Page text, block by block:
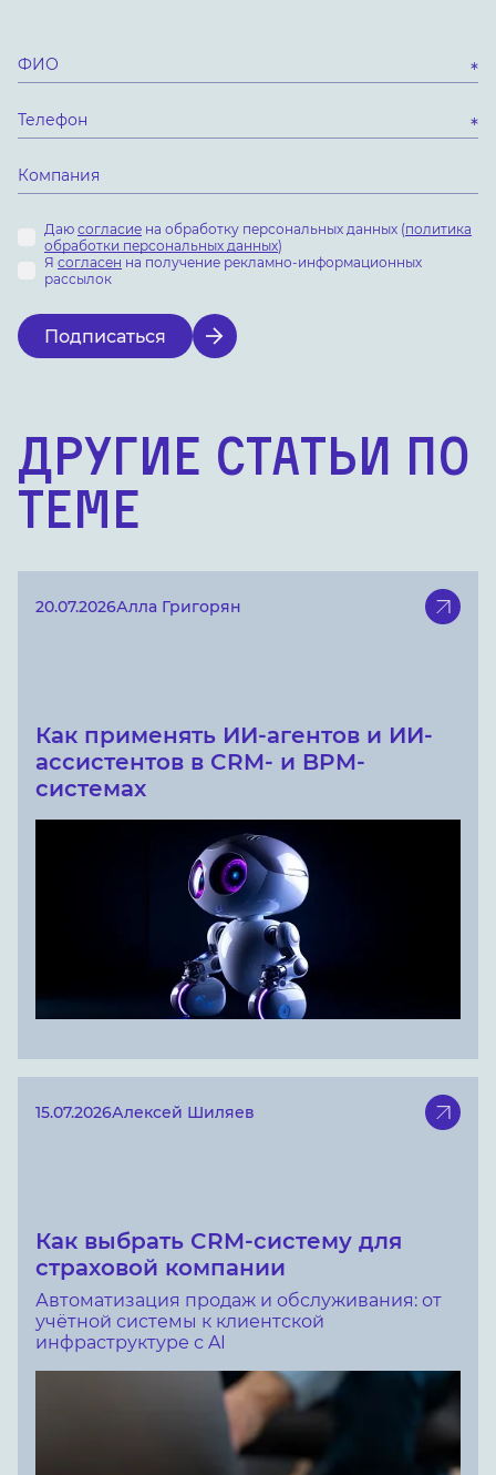
Даю согласие на обработку персональных данных (политика
обработки персональных данных)
Я согласен на получение рекламно-информационных
рассылок
Подписаться
Другие статьи по
теме
20.07.2026Алла Григорян
Как применять ИИ-агентов и ИИ-
ассистентов в CRM- и BPM-
системах
15.07.2026Алексей Шиляев
Как выбрать CRM-систему для
страховой компании
Автоматизация продаж и обслуживания: от
учётной системы к клиентской
инфраструктуре с AI